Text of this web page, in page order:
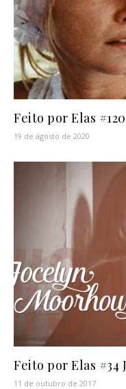
Feito por Elas
19 de agosto de 2020
Feito por Elas #34
11 de outubro de 2017